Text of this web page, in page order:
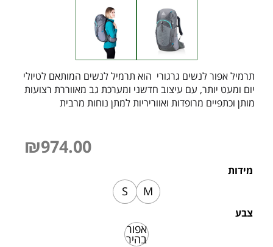
תרמיל אפור לנשים גרגורי הוא תרמיל לנשים המותאם לטיולי
יום ומעט יותר, עם עיצוב חדשני ומערכת גב מאווררת רצועות
מותן וכתפיים מרופדות ואווריריות למתן נוחות מרבית
₪974.00
מידות
M
S
צבע
אפור
בהיר